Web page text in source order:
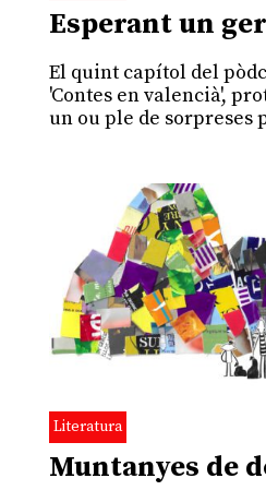
Esperant un
El quint capítol del
'Contes en valencià',
un ou ple de sorpreses
Literatura
Muntanyes de